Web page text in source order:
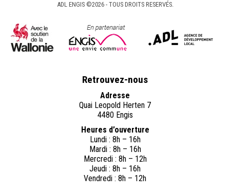
ADL ENGIS ©2026 - TOUS DROITS RESERVÉS.
Retrouvez-nous
Adresse
Quai Leopold Herten 7
4480 Engis
Heures d’ouverture
Lundi : 8h – 16h
Mardi : 8h – 16h
Mercredi : 8h – 12h
Jeudi : 8h – 16h
Vendredi : 8h – 12h